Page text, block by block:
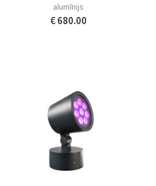
alumīnijs
€ 680.00